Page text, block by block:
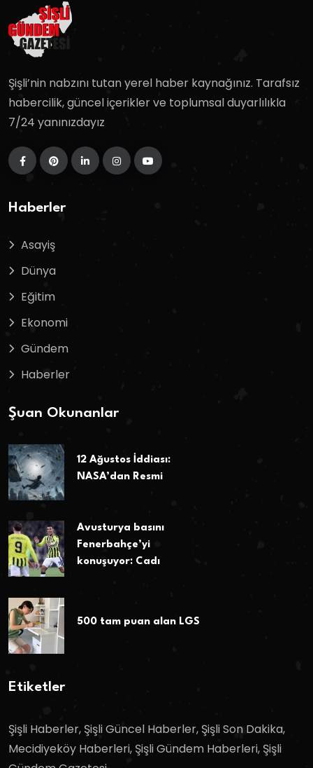
Şişli’nin nabzını tutan yerel haber kaynağınız. Tarafsız
habercilik, güncel içerikler ve toplumsal duyarlılıkla
7/24 yanınızdayız
Haberler
Asayiş
Dünya
Eğitim
Ekonomi
Gündem
Haberler
Şuan Okunanlar
12 Ağustos İddiası:
NASA’dan Resmi
Avusturya basını
Fenerbahçe’yi
konuşuyor: Cadı
500 tam puan alan LGS
Etiketler
Şişli Haberler, Şişli Güncel Haberler, Şişli Son Dakika,
Mecidiyeköy Haberleri, Şişli Gündem Haberleri, Şişli